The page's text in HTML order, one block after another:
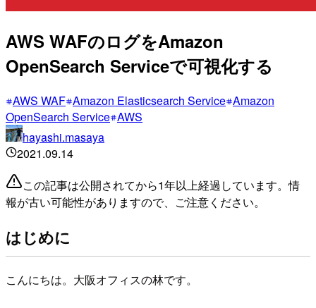
AWS WAFのログをAmazon
OpenSearch Serviceで可視化する
AWS WAF Amazon Elasticsearch Service Amazon
OpenSearch Service AWS
hayashi.masaya
2021.09.14
この記事は公開されてから1年以上経過しています。情
報が古い可能性がありますので、ご注意ください。
はじめに
こんにちは。大阪オフィスの林です。